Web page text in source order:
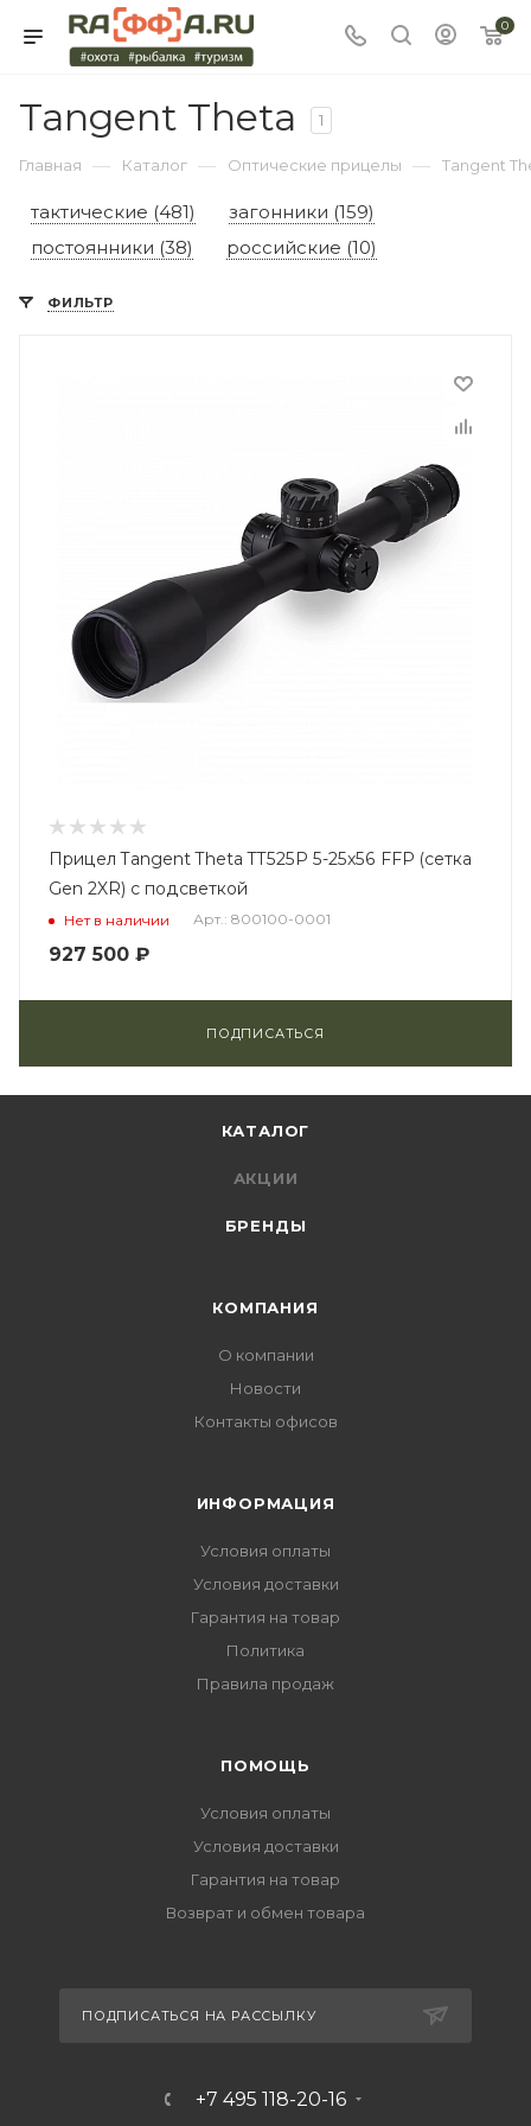
0
Tangent Theta 1
Главная — Каталог — Оптические прицелы — Tangent
тактические (481)
загонники (159)
постоянники (38)
российские (10)
ФИЛЬТР
Прицел Tangent Theta TT525P 5-25x56 FFP (сетка
Gen 2XR) с подсветкой
Нет в наличии Арт.: 800100-0001
927 500 ₽
ПОДПИСАТЬСЯ
КАТАЛОГ
АКЦИИ
БРЕНДЫ
КОМПАНИЯ
О компании
Новости
Контакты офисов
ИНФОРМАЦИЯ
Условия оплаты
Условия доставки
Гарантия на товар
Политика
Правила продаж
ПОМОЩЬ
Условия оплаты
Условия доставки
Гарантия на товар
Возврат и обмен товара
ПОДПИСАТЬСЯ НА РАССЫЛКУ
+7 495 118-20-16